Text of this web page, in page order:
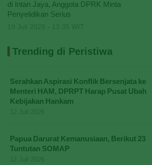
di Intan Jaya, Anggota DPRK Minta
Penyelidikan Serius
Trending di Peristiwa
Serahkan Aspirasi Konflik Bersenjata ke
Menteri HAM, DPRPT Harap Pusat Ubah
Kebijakan Hankam
Papua Darurat Kemanusiaan, Berikut 23
Tuntutan SOMAP